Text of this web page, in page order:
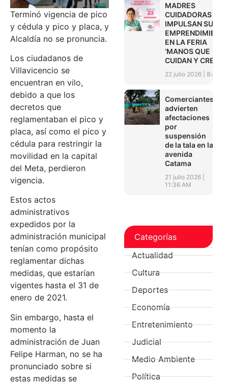
Terminó vigencia de pico
y cédula y pico y placa, y
Alcaldía no se pronuncia.
Los ciudadanos de
Villavicencio se
encuentran en vilo,
debido a que los
decretos que
reglamentaban el pico y
placa, así como el pico y
cédula para restringir la
movilidad en la capital
del Meta, perdieron
vigencia.
Estos actos
administrativos
expedidos por la
administración municipal
tenían como propósito
reglamentar dichas
medidas, que estarían
vigentes hasta el 31 de
enero de 2021.
Sin embargo, hasta el
momento la
administración de Juan
Felipe Harman, no se ha
pronunciado sobre si
estas medidas se
MADRES
CUIDADORAS
IMPULSAN SUS
EN LA FERIA
‘MANOS QUE
CUIDAN Y CREAN’
22 julio 2026 8:45
Comerciantes
advierten
afectaciones
por
suspensión
de la tala en la
avenida
Catama
21 julio 2026
11:36 AM
Categorías
Actualidad
Cultura
Deportes
Economía
Entretenimiento
Judicial
Medio Ambiente
Política